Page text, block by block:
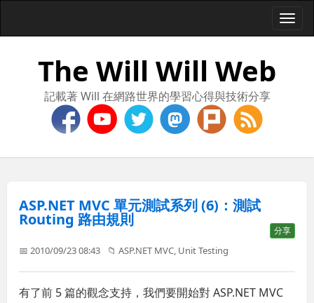
The Will Will Web
記載著 Will 在網路世界的學習心得與技術分享
ASP.NET MVC 單元測試系列 (6)：測試
Routing 路由規則
分享
📅 2010/09/23 08:43 📁ASP.NET MVC Unit Testing
有了前 5 篇的觀念支持，我們要開始對 ASP.NET MVC